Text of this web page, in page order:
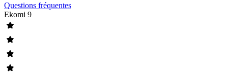
Questions fréquentes
Ekomi 9